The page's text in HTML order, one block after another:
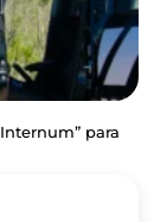
para